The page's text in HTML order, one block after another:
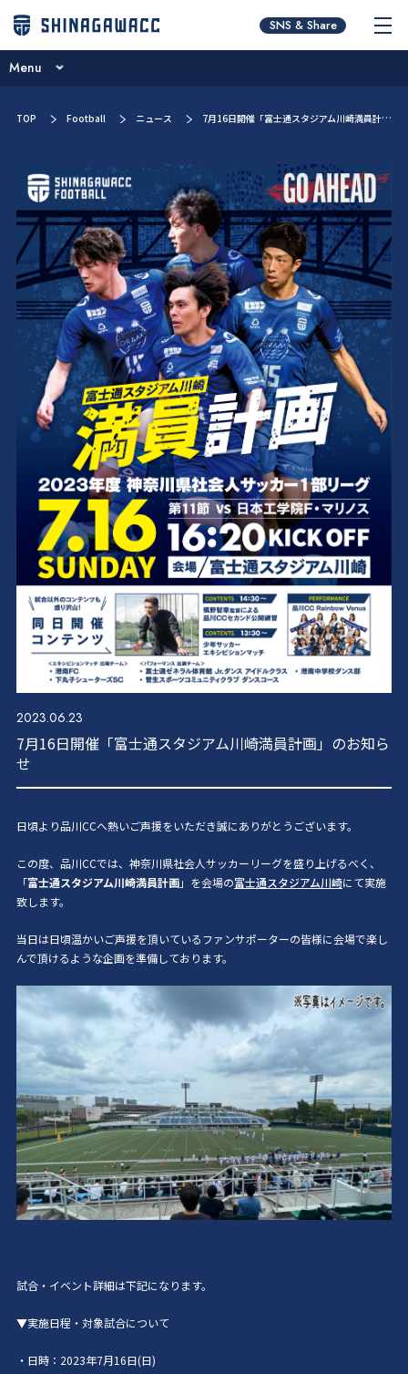
チームコンセプト
ブログ
ニュース
試合日程･結果
お問い合わせ
SNS & Share
Menu
ニュース
試合日程･結果
選手／スタッフ紹介
お問い合わせ
TOP Football ニュース 7月16日開催「富士通スタジアム川崎満員計画」のお知らせ
2023.06.23
7月16日開催「富士通スタジアム川崎満員計画」のお知ら
せ
日頃より品川CCへ熱いご声援をいただき誠にありがとうございます。
この度、品川CCでは、神奈川県社会人サッカーリーグを盛り上げるべく、
「富士通スタジアム川崎満員計画」を会場の富士通スタジアム川崎にて実施
致します。
当日は日頃温かいご声援を頂いているファンサポーターの皆様に会場で楽し
んで頂けるような企画を準備しております。
試合・イベント詳細は下記になります。
▼実施日程・対象試合について
・日時：2023年7月16日(日)